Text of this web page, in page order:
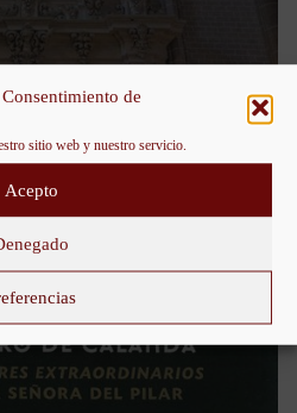
de
sitio web y nuestro servicio.
Acepto